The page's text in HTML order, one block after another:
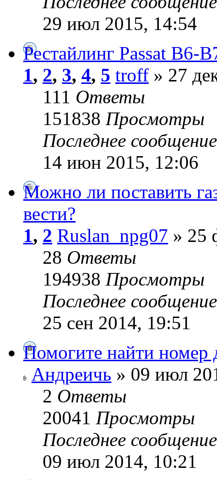
29 июл 2015, 14:54
Рестайлинг Passat B6-
1, 2, 3, 4, 5 troff » 27
111 Ответы
151838 Просмотры
Последнее
14 июн 2015, 12:06
Можно ли поставить
вести?
1, 2 Ruslan_npg07 » 25
28 Ответы
194938 Просмотры
Последнее
25 сен 2014, 19:51
Помогите найти номер
Андреичь » 09 июл
2 Ответы
20041 Просмотры
Последнее
09 июл 2014, 10:21